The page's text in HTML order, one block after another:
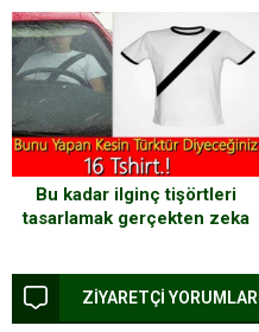
Bu kadar ilginç tişörtleri
tasarlamak gerçekten zeka
ZİYARETÇİ YORUMLARI